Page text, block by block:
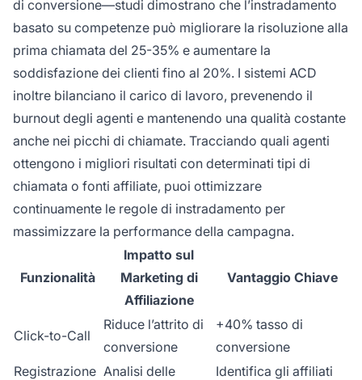
di conversione—studi dimostrano che l’instradamento
basato su competenze può migliorare la risoluzione alla
prima chiamata del 25-35% e aumentare la
soddisfazione dei clienti fino al 20%. I sistemi ACD
inoltre bilanciano il carico di lavoro, prevenendo il
burnout degli agenti e mantenendo una qualità costante
anche nei picchi di chiamate. Tracciando quali agenti
ottengono i migliori risultati con determinati tipi di
chiamata o fonti affiliate, puoi ottimizzare
continuamente le regole di instradamento per
massimizzare la performance della campagna.
Funzionalità
Impatto sul
Marketing di
Affiliazione
Vantaggio Chiave
Click-to-Call
Riduce l’attrito di
conversione
+40% tasso di
conversione
Registrazione Analisi delle
Identifica gli affiliati